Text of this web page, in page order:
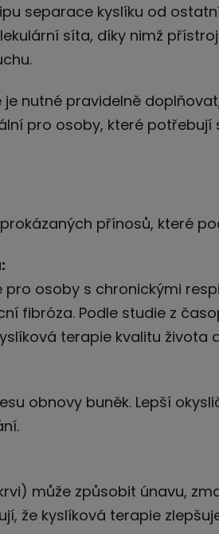
separace kyslíku od
síta, díky nimž
nutné pravidelně
pro osoby, které
přínosů, které
osoby s chronickými
fibróza. Podle studie z
terapie kvalitu života
obnovy buněk. Lepší
může způsobit únavu,
že kyslíková terapie